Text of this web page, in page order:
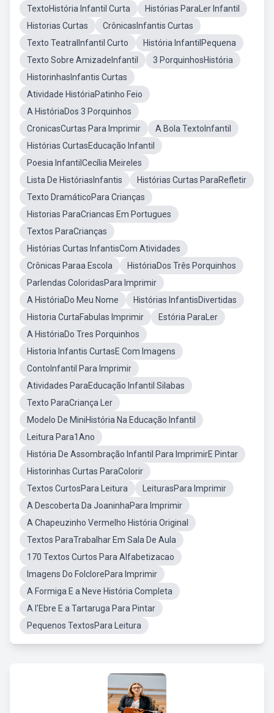
TextoHistória Infantil Curta
Histórias ParaLer Infantil
Historias Curtas
CrônicasInfantis Curtas
Texto TeatralInfantil Curto
História InfantilPequena
Texto Sobre AmizadeInfantil
3 PorquinhosHistória
HistorinhasInfantis Curtas
Atividade HistóriaPatinho Feio
A HistóriaDos 3 Porquinhos
CronicasCurtas Para Imprimir
A Bola TextoInfantil
Histórias CurtasEducação Infantil
Poesia InfantilCecília Meireles
Lista De HistóriasInfantis
Histórias Curtas ParaRefletir
Texto DramáticoPara Crianças
Historias ParaCriancas Em Portugues
Textos ParaCrianças
Histórias Curtas InfantisCom Atividades
Crônicas Paraa Escola
HistóriaDos Três Porquinhos
Parlendas ColoridasPara Imprimir
A HistóriaDo Meu Nome
Histórias InfantisDivertidas
Historia CurtaFabulas Imprimir
Estória ParaLer
A HistóriaDo Tres Porquinhos
Historia Infantis CurtasE Com Imagens
ContoInfantil Para Imprimir
Atividades ParaEducação Infantil Silabas
Texto ParaCriança Ler
Modelo De MiniHistória Na Educação Infantil
Leitura Para1Ano
História De Assombração Infantil Para ImprimirE Pintar
Historinhas Curtas ParaColorir
Textos CurtosPara Leitura
LeiturasPara Imprimir
A Descoberta Da JoaninhaPara Imprimir
A Chapeuzinho Vermelho História Original
Textos ParaTrabalhar Em Sala De Aula
170 Textos Curtos Para Alfabetizacao
Imagens Do FolclorePara Imprimir
A Formiga E a Neve História Completa
A l'Ebre E a Tartaruga Para Pintar
Pequenos TextosPara Leitura